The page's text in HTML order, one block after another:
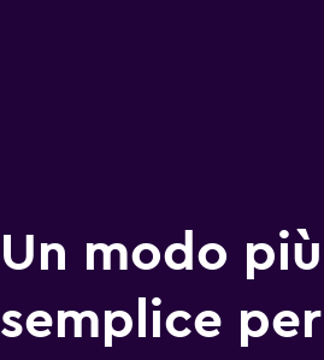
Un modo più
semplice